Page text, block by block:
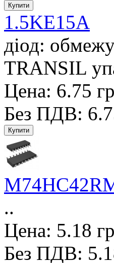
1.5KE15A
діод:
TRANSIL
Цена: 6.75
Без ПДВ:
..
Цена: 5.18
Без ПДВ: